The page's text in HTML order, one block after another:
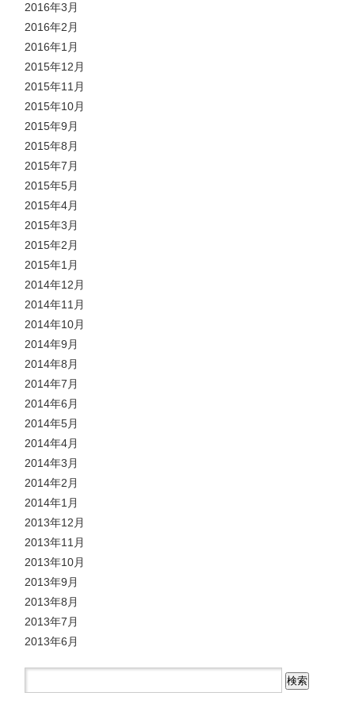
2016年3月
2016年2月
2016年1月
2015年12月
2015年11月
2015年10月
2015年9月
2015年8月
2015年7月
2015年5月
2015年4月
2015年3月
2015年2月
2015年1月
2014年12月
2014年11月
2014年10月
2014年9月
2014年8月
2014年7月
2014年6月
2014年5月
2014年4月
2014年3月
2014年2月
2014年1月
2013年12月
2013年11月
2013年10月
2013年9月
2013年8月
2013年7月
2013年6月